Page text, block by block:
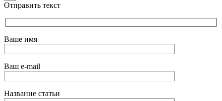
Отправить текст
Ваше имя
Ваш e-mail
Название статьи